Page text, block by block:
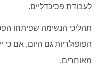
לעבודת פסיכדליים.
תהליכי הנשימה שפיתחו
הפופולריות גם היום, אם
מאוחרים.